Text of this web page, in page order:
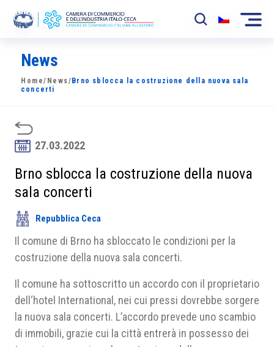
La Camera
News
Sviluppo Mercato
Soci
Partner
Progetti
Area riservata
News
Home/ News/ Brno sblocca la costruzione della nuova sala
concerti
27.03.2022
Brno sblocca la costruzione della nuova
sala concerti
Repubblica Ceca
Il comune di Brno ha sbloccato le condizioni per la
costruzione della nuova sala concerti.
Il comune ha sottoscritto un accordo con il proprietario
dell‘hotel International, nei cui pressi dovrebbe sorgere
la nuova sala concerti. L’accordo prevede uno scambio
di immobili, grazie cui la città entrerà in possesso dei